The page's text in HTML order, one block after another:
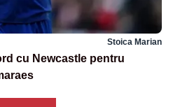
Stoica Marian
cu Newcastle pentru